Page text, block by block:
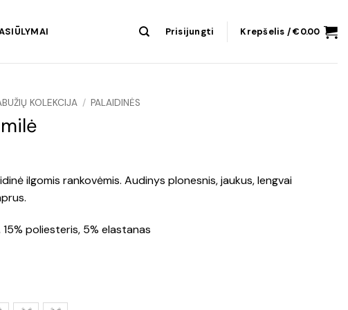
Prisijungti Krepšelis /€0.00
KOLEKCIJA / PALAIDINĖS
ilgomis rankovėmis. Audinys plonesnis, jaukus, lengvai
poliesteris, 5% elastanas